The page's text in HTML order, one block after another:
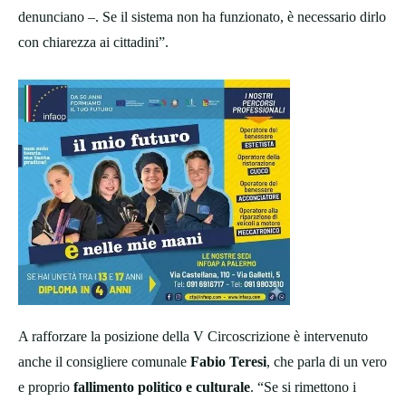
denunciano –. Se il sistema non ha funzionato, è necessario dirlo
con chiarezza ai cittadini”.
A rafforzare la posizione della V Circoscrizione è intervenuto
anche il consigliere comunale Fabio Teresi, che parla di un vero
e proprio fallimento politico e culturale. “Se si rimettono i